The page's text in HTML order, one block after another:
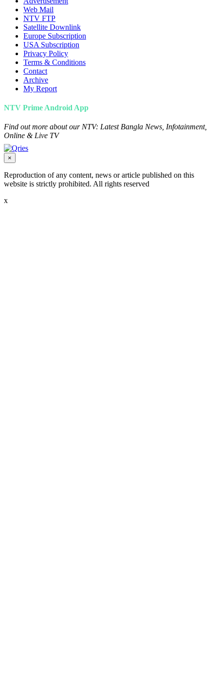
Web Mail
NTV FTP
Satellite Downlink
Europe Subscription
USA Subscription
Privacy Policy
Terms & Conditions
Contact
Archive
My Report
NTV Prime Android App
Find out more about our NTV: Latest Bangla News, Infotainment,
Online & Live TV
×
Reproduction of any content, news or article published on this
website is strictly prohibited. All rights reserved
x